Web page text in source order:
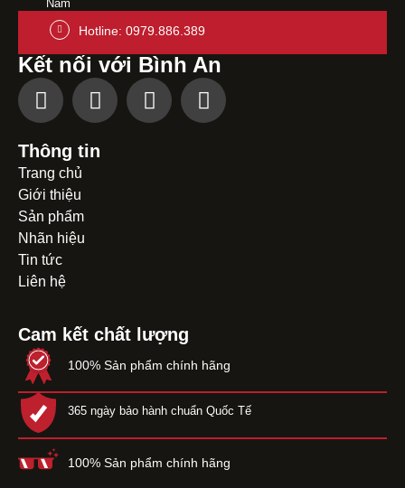
Nam
Hotline: 0979.886.389
Kết nối với Bình An
Thông tin
Trang chủ
Giới thiệu
Sản phẩm
Nhãn hiệu
Tin tức
Liên hệ
Cam kết chất lượng
100% Sản phẩm chính hãng
365 ngày bảo hành chuẩn Quốc Tế
100% Sản phẩm chính hãng